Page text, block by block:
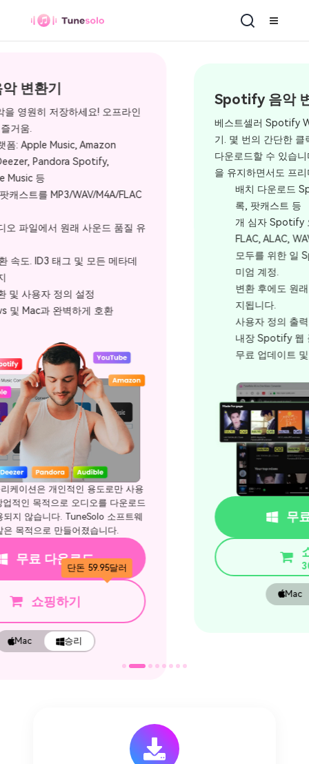
Spotify 음악 변환기
베스트셀러 Spotify Windows 및 Mac용 변환
기. 몇 번의 간단한 클릭으로 좋아하는 음악을
다운로드할 수 있습니다. Spotify 고음질 음질
을 유지하면서도 프리미엄을 보장합니다.
배치 다운로드 Spotify 노래, 앨범, 재생목
록, 팟캐스트 등
FLAC, ALAC, WAV 및 AIFF로 변환합니다.
모두를 위한 일 Spotify 무료 계정과 프리
미엄 계정.
변환 후에도 원래 오디오 품질이 100% 유
지됩니다.
사용자 정의 출력 품질 설정.
무료 다운로드
쇼핑하기
30 % 할인
단돈 20.97달러
Mac
모든 유형의 음악 다운로드